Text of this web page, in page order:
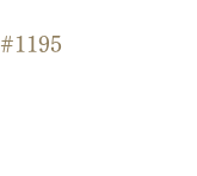
#1195